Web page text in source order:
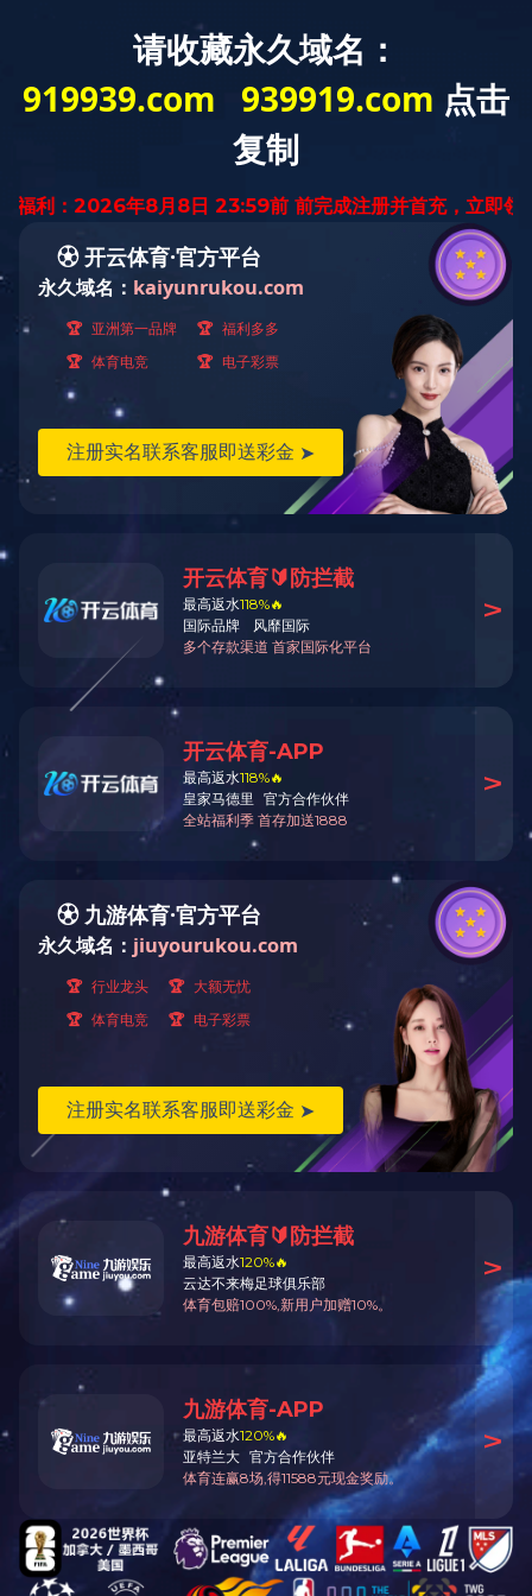
ELEVATOR CAR
轿厢及装潢
FLY-2013-07
返回顶部
星空手机网页版登录入口
江苏省无锡市梁溪区飞宏路8号